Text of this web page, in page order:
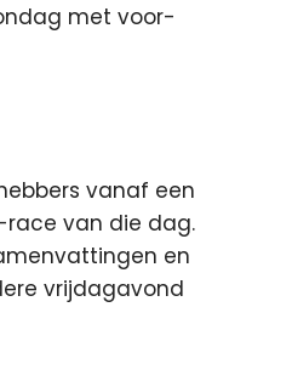
met voor-
vanaf een
race van die dag.
en
vrijdagavond